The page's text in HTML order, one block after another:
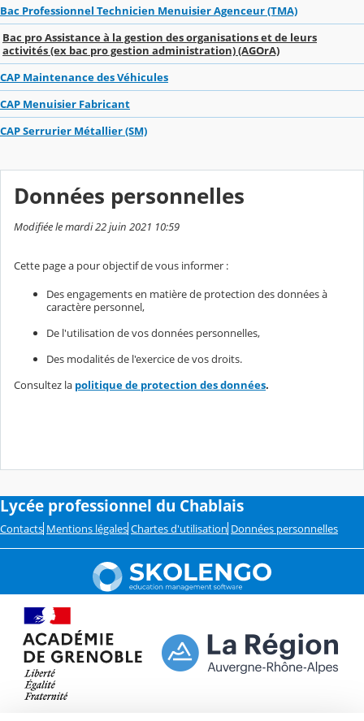
Bac Professionnel Technicien Menuisier Agenceur (TMA)
Bac pro Assistance à la gestion des organisations et de leurs
activités (ex bac pro gestion administration) (AGOrA)
CAP Maintenance des Véhicules
CAP Menuisier Fabricant
CAP Serrurier Métallier (SM)
Données personnelles
Modifiée le mardi 22 juin 2021 10:59
Cette page a pour objectif de vous informer :
Des engagements en matière de protection des données à
caractère personnel,
De l'utilisation de vos données personnelles,
Des modalités de l'exercice de vos droits.
Consultez la politique de protection des données.
Lycée professionnel du Chablais
Contacts Mentions légales Chartes d'utilisation Données personnelles